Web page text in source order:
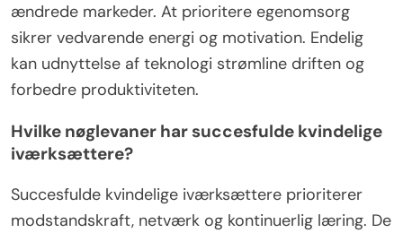
ændrede markeder. At prioritere egenomsorg
sikrer vedvarende energi og motivation. Endelig
kan udnyttelse af teknologi strømline driften og
forbedre produktiviteten.
Hvilke nøglevaner har succesfulde kvindelige
iværksættere?
Succesfulde kvindelige iværksættere prioriterer
modstandskraft, netværk og kontinuerlig læring. De